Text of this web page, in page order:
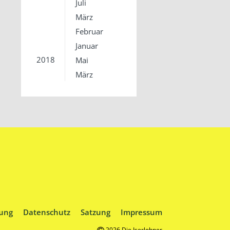
Juli
März
Februar
Januar
2018
Mai
März
Datenschutz Satzung Impressum